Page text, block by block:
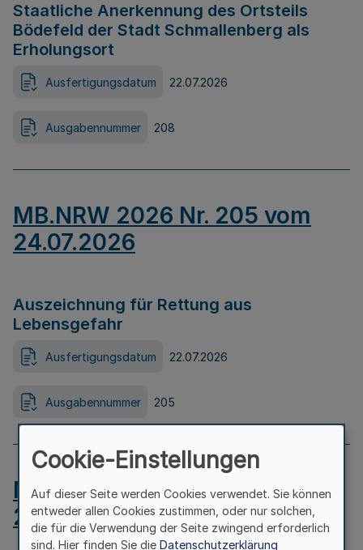
Staatliche Anerkennung des Ortsteils
Bödefeld der Stadt Schmallenberg als
Erholungsort
Ausfertigungsdatum 22.07.2026
Ausgabennummer 208
MB.NRW 2026 Nr. 205 vom
24.07.2026
Auszeichnung für Rettung aus
Lebensgefahr
Ausfertigungsdatum 22.07.2026
Ausgabennummer 205
MB.NRW 2026 Nr. 204 vom
24.07.2026
Cookie-Einstellungen
Auf dieser Seite werden Cookies verwendet. Sie können
entweder allen Cookies zustimmen, oder nur solchen,
die für die Verwendung der Seite zwingend erforderlich
sind. Hier finden Sie die Datenschutzerklärung